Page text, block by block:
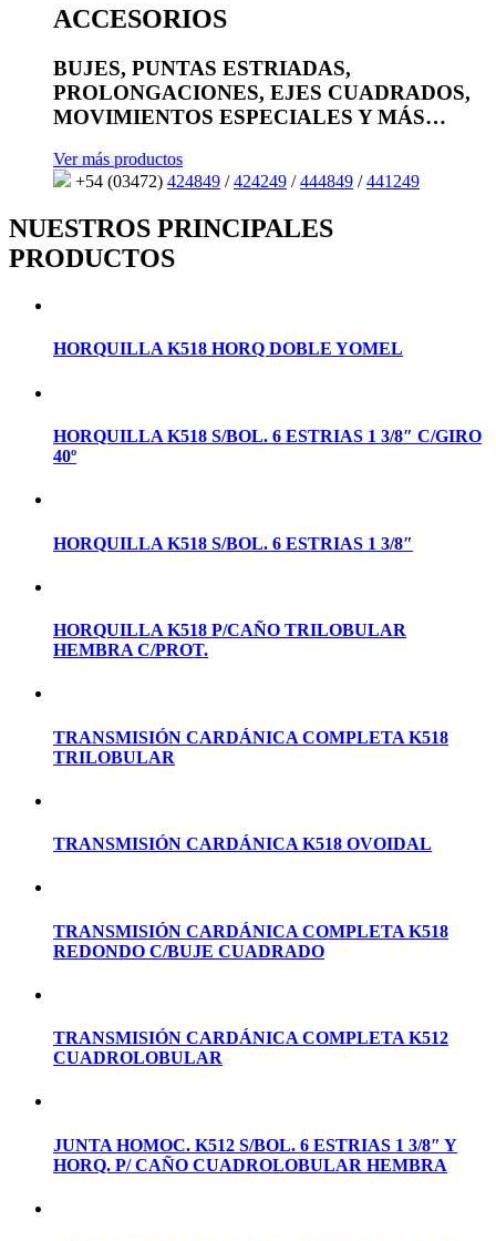
ACCESORIOS
BUJES, PUNTAS ESTRIADAS,
PROLONGACIONES, EJES CUADRADOS,
MOVIMIENTOS ESPECIALES Y MÁS…
Ver más productos
+54 (03472) 424849 /424249 /444849 /441249
NUESTROS PRINCIPALES
PRODUCTOS
HORQUILLA K518 HORQ DOBLE YOMEL
HORQUILLA K518 S/BOL. 6 ESTRIAS 1 3/8″ C/GIRO
40º
HORQUILLA K518 S/BOL. 6 ESTRIAS 1 3/8″
HORQUILLA K518 P/CAÑO TRILOBULAR
HEMBRA C/PROT.
TRANSMISIÓN CARDÁNICA COMPLETA K518
TRILOBULAR
TRANSMISIÓN CARDÁNICA K518 OVOIDAL
TRANSMISIÓN CARDÁNICA COMPLETA K518
REDONDO C/BUJE CUADRADO
TRANSMISIÓN CARDÁNICA COMPLETA K512
CUADROLOBULAR
JUNTA HOMOC. K512 S/BOL. 6 ESTRIAS 1 3/8″ Y
HORQ. P/ CAÑO CUADROLOBULAR HEMBRA